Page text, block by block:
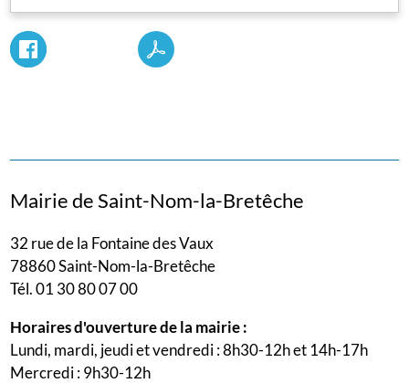
Mairie de Saint-Nom-la-Bretêche
32 rue de la Fontaine des Vaux
78860 Saint-Nom-la-Bretêche
Tél. 01 30 80 07 00
Horaires d'ouverture de la mairie :
Lundi, mardi, jeudi et vendredi : 8h30-12h et 14h-17h
Mercredi : 9h30-12h